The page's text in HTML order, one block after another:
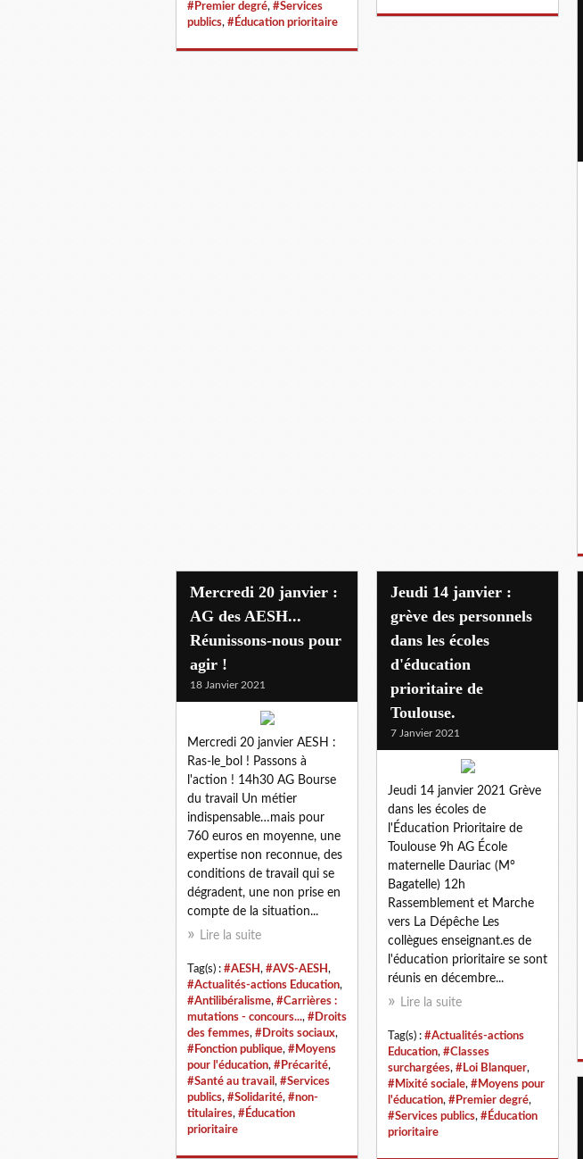
#Premier degré, #Services
publics, #Éducation prioritaire
Mercredi 20 janvier :
AG des AESH...
Réunissons-nous pour
agir !
18 Janvier 2021
Mercredi 20 janvier AESH :
Ras-le_bol ! Passons à
l'action ! 14h30 AG Bourse
du travail Un métier
indispensable…mais pour
760 euros en moyenne, une
expertise non reconnue, des
conditions de travail qui se
dégradent, une non prise en
compte de la situation...
Lire la suite
Tag(s) : #AESH, #AVS-AESH,
#Actualités-actions Education,
#Antilibéralisme, #Carrières :
mutations - concours..., #Droits
des femmes, #Droits sociaux,
#Fonction publique, #Moyens
pour l'éducation, #Précarité,
#Santé au travail , #Services
publics, #Solidarité, #non-
titulaires, #Éducation
prioritaire
Jeudi 14 janvier :
grève des personnels
dans les écoles
d'éducation
prioritaire de
Toulouse.
7 Janvier 2021
Jeudi 14 janvier 2021 Grève
dans les écoles de
l'Éducation Prioritaire de
Toulouse 9h AG École
maternelle Dauriac (M°
Bagatelle) 12h
Rassemblement et Marche
vers La Dépêche Les
collègues enseignant.es de
l'éducation prioritaire se sont
réunis en décembre...
Lire la suite
Tag(s) : #Actualités-actions
Education, #Classes
surchargées, #Loi Blanquer,
#Mixité sociale, #Moyens pour
l'éducation, #Premier degré,
#Services publics, #Éducation
prioritaire